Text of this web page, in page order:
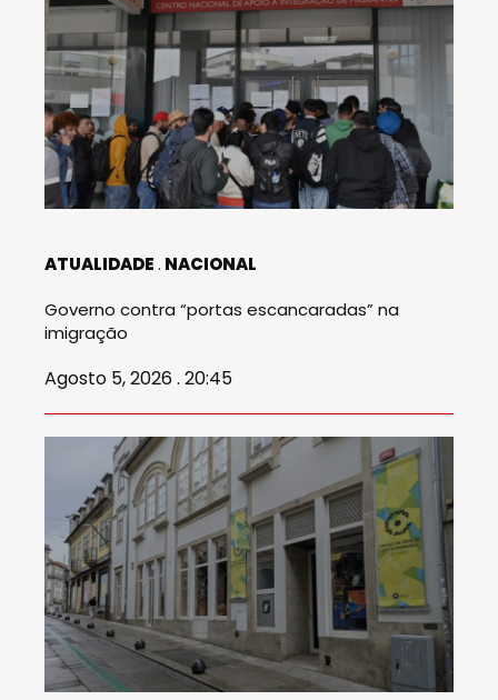
ATUALIDADE NACIONAL
Governo contra “portas escancaradas” na
imigração
Agosto 5, 2026 . 20:45